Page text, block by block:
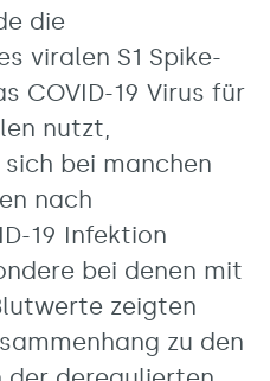
die
viralen S1 Spike-
COVID-19 Virus für
nutzt,
bei manchen
nach
19 Infektion
bei denen mit
zeigten
zu den